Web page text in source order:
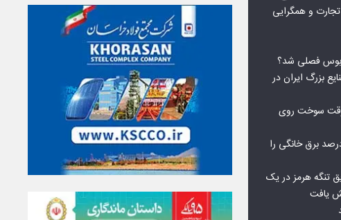
و همگرایی
فصلی شد؟
بزرگ ایران در
سوخت روی
از مشترکان ۱۰ درصد برق خانگی را
تنگه هرمز در یک